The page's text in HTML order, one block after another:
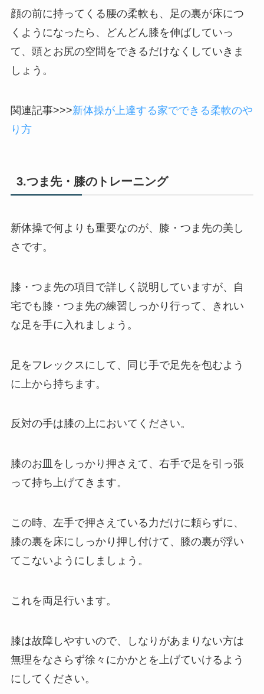
顔の前に持ってくる腰の柔軟も、足の裏が床につ
くようになったら、どんどん膝を伸ばしていっ
て、頭とお尻の空間をできるだけなくしていきま
しょう。
関連記事>>>新体操が上達する家でできる柔軟のや
り方
3.つま先・膝のトレーニング
新体操で何よりも重要なのが、膝・つま先の美し
さです。
膝・つま先の項目で詳しく説明していますが、自
宅でも膝・つま先の練習しっかり行って、きれい
な足を手に入れましょう。
足をフレックスにして、同じ手で足先を包むよう
に上から持ちます。
反対の手は膝の上においてください。
膝のお皿をしっかり押さえて、右手で足を引っ張
って持ち上げてきます。
この時、左手で押さえている力だけに頼らずに、
膝の裏を床にしっかり押し付けて、膝の裏が浮い
てこないようにしましょう。
これを両足行います。
膝は故障しやすいので、しなりがあまりない方は
無理をなさらず徐々にかかとを上げていけるよう
にしてください。